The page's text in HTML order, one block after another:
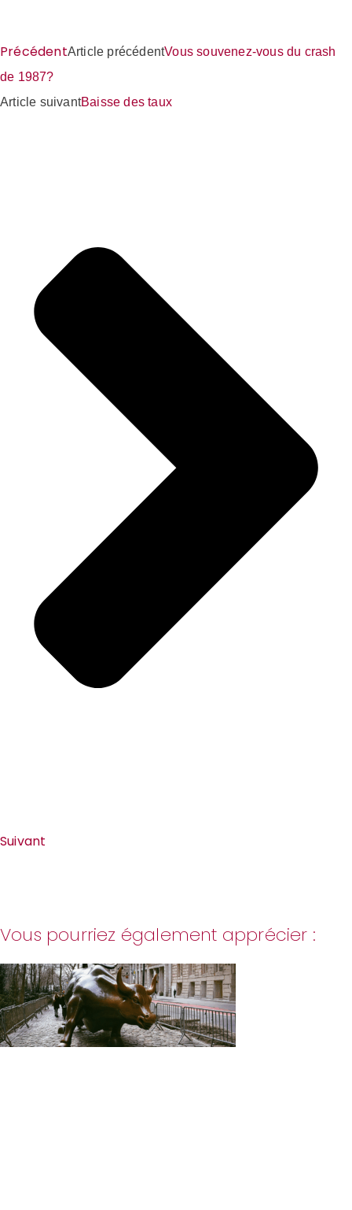
PrécédentArticle précédentVous souvenez-vous du crash
de 1987?
Article suivantBaisse des taux
Suivant
Vous pourriez également apprécier :